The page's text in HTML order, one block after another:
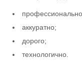
аккуратно;
дорого;
технологично.